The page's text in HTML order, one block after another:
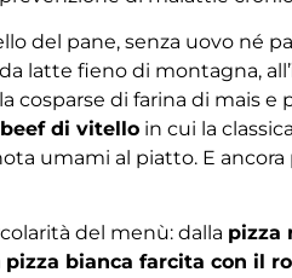
del pane, senza uovo né
latte fieno di montagna, all’
cosparse di farina di mais
di vitello in cui la
umami al piatto. E
del menù: dalla pizza
pizza bianca farcita con il